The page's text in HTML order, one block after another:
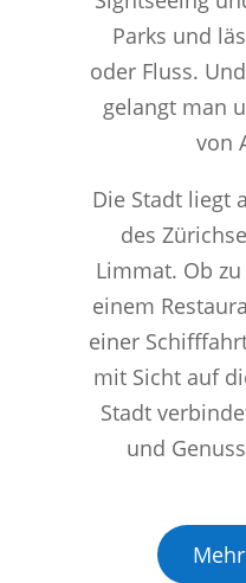
Parks und
oder Fluss.
gelangt man
von
Die Stadt liegt
des
Limmat. Ob
einem
einer
mit Sicht auf
Stadt
und